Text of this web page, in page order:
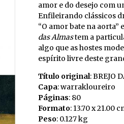
amor e do desejo com
Enfileirando clássicos
“O amor bate na
das Almastem a
algo que as hostes
espírito livre deste
Título original: BREJO
Capa: warrakloureiro
Páginas: 80
Formato: 13.70 x 21.00
Peso: 0.127 kg